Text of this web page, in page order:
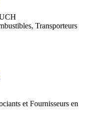
Transporteurs
et Fournisseurs en